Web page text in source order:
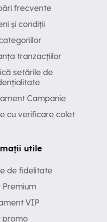
frecvente
și condiții
tranzacțiilor
setările de
Campanie
cu verificare colet
utile
de fidelitate
Premium
VIP
promo